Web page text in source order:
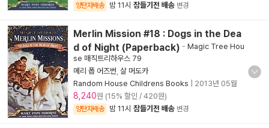
양탄자배송 밤 11시 잠들기전 배송 변경
Merlin Mission #18 : Dogs in the Dea
d of Night (Paperback) - Magic Tree Hou
se 매직트리하우스 79
메리 폽 어즈번 살 머도카
Random House Childrens Books
2013년 05월
8,240원 (15% 할인 / 420원)
양탄자배송 밤 11시 잠들기전 배송 변경